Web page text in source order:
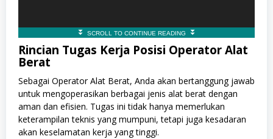
Rincian Tugas Kerja Posisi Operator Alat
Berat
Sebagai Operator Alat Berat, Anda akan bertanggung jawab
untuk mengoperasikan berbagai jenis alat berat dengan
aman dan efisien. Tugas ini tidak hanya memerlukan
keterampilan teknis yang mumpuni, tetapi juga kesadaran
akan keselamatan kerja yang tinggi.